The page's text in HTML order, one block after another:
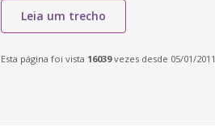
Leia um trecho
Esta página foi vista 16039vezes desde 05/01/2011